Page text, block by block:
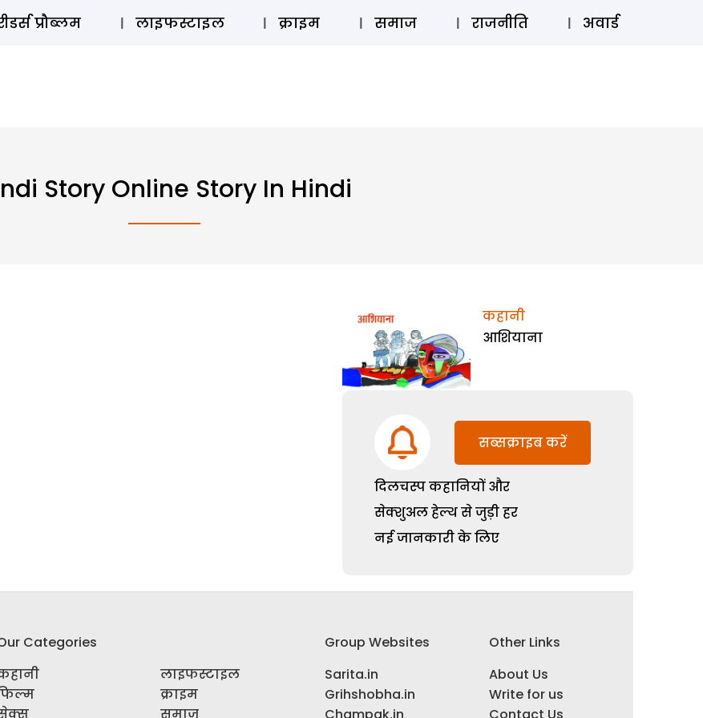
ऑडियो स्टोरी लॉग इन ⚲ SUBSCRIBE
प्रौब्लम लाइफस्टाइल क्राइम समाज राजनीति अवार्ड
Story Online Story In Hindi
कहानी
आशियाना
दिलचस्प कहानियों और
सेक्शुअल हेल्थ से जुड़ी हर
नई जानकारी के लिए
सब्सक्राइब करें
Categories
लाइफस्टाइल
क्राइम
Group Websites
Sarita.in
Grihshobha.in
Other Links
About Us
Write for us